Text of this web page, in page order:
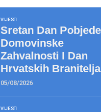
VIJESTI
Sretan Dan
Domovinske
Zahvalnosti I Dan
Hrvatskih
05/08/2026
VIJESTI